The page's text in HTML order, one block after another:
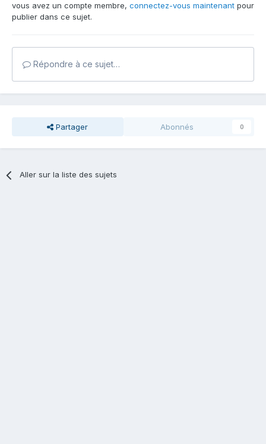
vous avez un compte membre, connectez-vous maintenant pour
publier dans ce sujet.
Répondre à ce sujet…
Partager Abonnés 0
Aller sur la liste des sujets